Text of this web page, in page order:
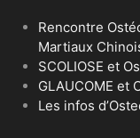
Rencontre
Martiaux
SCOLIOSE et
GLAUCOME et
Les infos